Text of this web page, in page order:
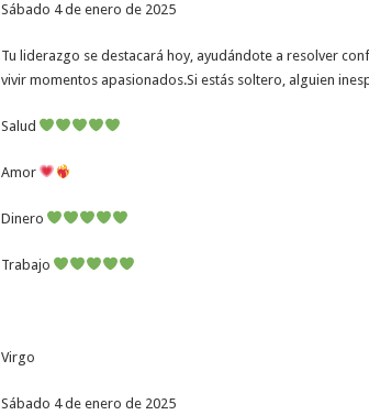
Sábado 4 de enero de 2025
Tu liderazgo se destacará hoy, ayudándote a resolver
vivir momentos apasionados.Si estás soltero, alguien
Salud
Amor
Dinero
Trabajo
Virgo
Sábado 4 de enero de 2025